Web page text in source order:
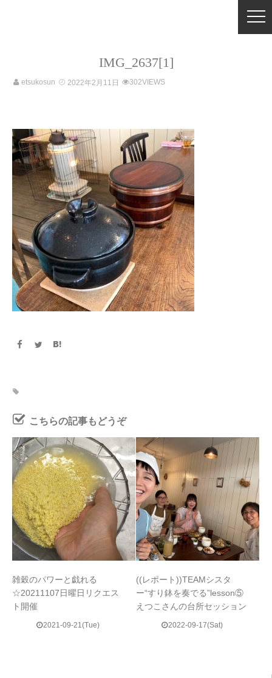
IMG_2637[1]
etsukosun 2022年2月11日 302VIEWS
こちらの記事もどうぞ
雑穀のパワーと戯れる
☆20211107日曜日リクエス
ト開催
2021-09-21(Tue)
((レポート))TEAMシスタ
ー“すり鉢を奏でる”lesson⑤
えつこさんの台所セッション
2022-09-17(Sat)